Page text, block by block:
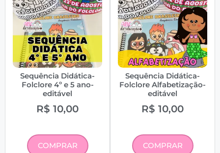
Sequência Didática-
Folclore 4º e 5 ano-
editável
R$ 10,00
COMPRAR
Sequência Didática-
Folclore Alfabetização-
editável
R$ 10,00
COMPRAR